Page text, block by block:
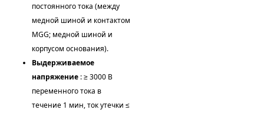
постоянного тока (между
медной шиной и контактом
MGG; медной шиной и
корпусом основания).
Выдерживаемое
напряжение : ≥ 3000 В
переменного тока в
течение 1 мин, ток утечки ≤